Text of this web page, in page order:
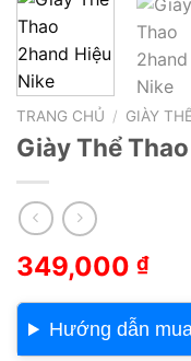
TRANG CHỦ / GIÀY
Giày Thể
349,000 ₫
Hướng dẫn